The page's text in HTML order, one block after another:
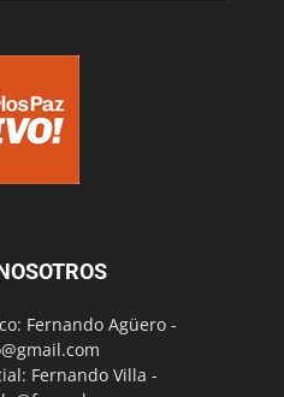
Fernando Agüero -
Fernando Villa -